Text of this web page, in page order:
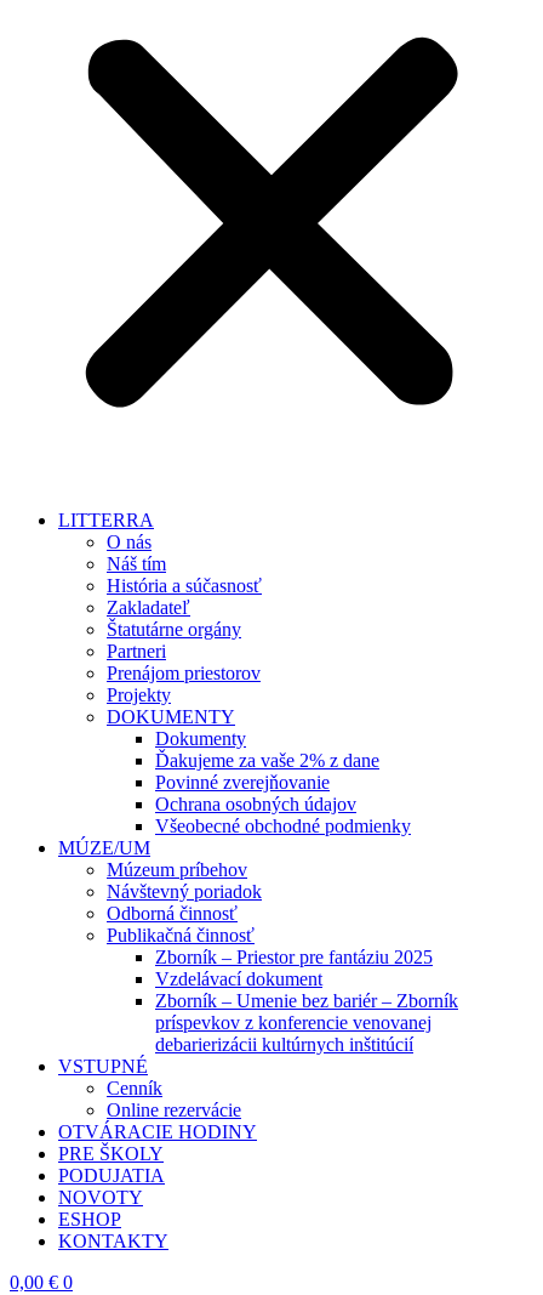
LITTERRA
O nás
Náš tím
História a súčasnosť
Zakladateľ
Štatutárne orgány
Partneri
Prenájom priestorov
Projekty
DOKUMENTY
Dokumenty
Ďakujeme za vaše 2% z dane
Povinné zverejňovanie
Ochrana osobných údajov
Všeobecné obchodné podmienky
MÚZE/UM
Múzeum príbehov
Návštevný poriadok
Odborná činnosť
Publikačná činnosť
Zborník – Priestor pre fantáziu 2025
Vzdelávací dokument
Zborník – Umenie bez bariér – Zborník
príspevkov z konferencie venovanej
debarierizácii kultúrnych inštitúcií
VSTUPNÉ
Cenník
Online rezervácie
OTVÁRACIE HODINY
PRE ŠKOLY
PODUJATIA
NOVOTY
ESHOP
KONTAKTY
0,00 € 0